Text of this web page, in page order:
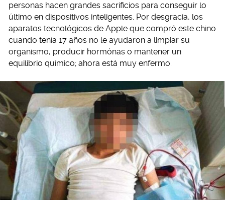
personas hacen grandes sacrificios para conseguir lo
último en dispositivos inteligentes. Por desgracia, los
aparatos tecnológicos de Apple que compró este chino
cuando tenía 17 años no le ayudaron a limpiar su
organismo, producir hormónas o mantener un
equilibrio químico; ahora está muy enfermo.